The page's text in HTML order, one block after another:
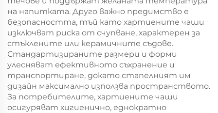
на напитката. Друго важно предимство е
безопасността, тъй като хартиените чаши
изключват риска от счупване, характерен за
стъклените или керамичните съдове.
Стандартизираните размери и форми
улесняват ефективното съхранение и
транспортиране, докато стапелният им
дизайн максимално използва пространството.
За потребителите, хартиените чаши
осигуряват хигиенично, еднократно